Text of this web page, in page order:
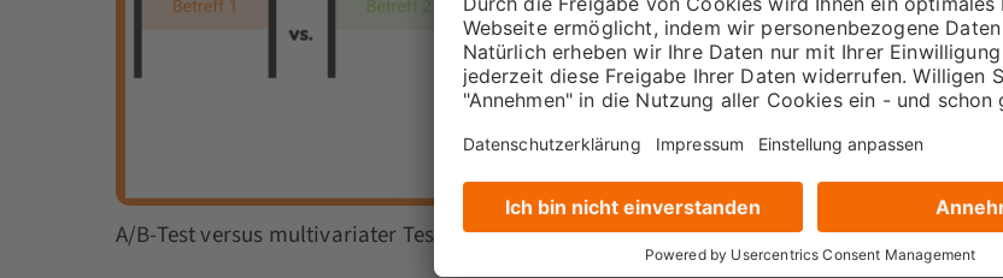
A/B-Test versus multivariater Test